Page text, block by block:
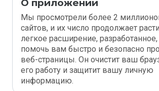
О приложении
Мы просмотрели более 2
сайтов, и их число продолжает
легкое расширение,
помочь вам быстро и безопасно
веб-страницы. Он очистит ваш
его работу и защитит вашу личную
информацию.